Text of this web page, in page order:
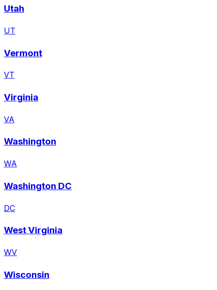
Utah
UT
Vermont
VT
Virginia
VA
Washington
WA
Washington DC
DC
West Virginia
WV
Wisconsin